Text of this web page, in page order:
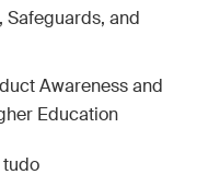
Safeguards, and
Awareness and
Education